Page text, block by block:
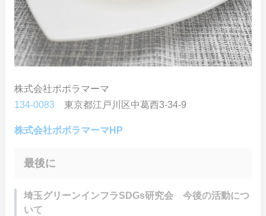
株式会社ポポラマーマ
134-0083 東京都江戸川区中葛西3-34-9
株式会社ポポラマーマHP
最後に
埼玉グリーンインフラSDGs研究会 今後の活動につ
いて